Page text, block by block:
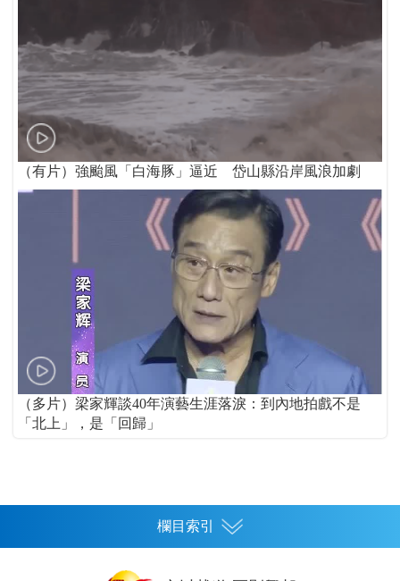
（有片）強颱風「白海豚」逼近 岱山縣沿岸風浪加劇
（多片）梁家輝談40年演藝生涯落淚：到內地拍戲不是
「北上」，是「回歸」
欄目索引